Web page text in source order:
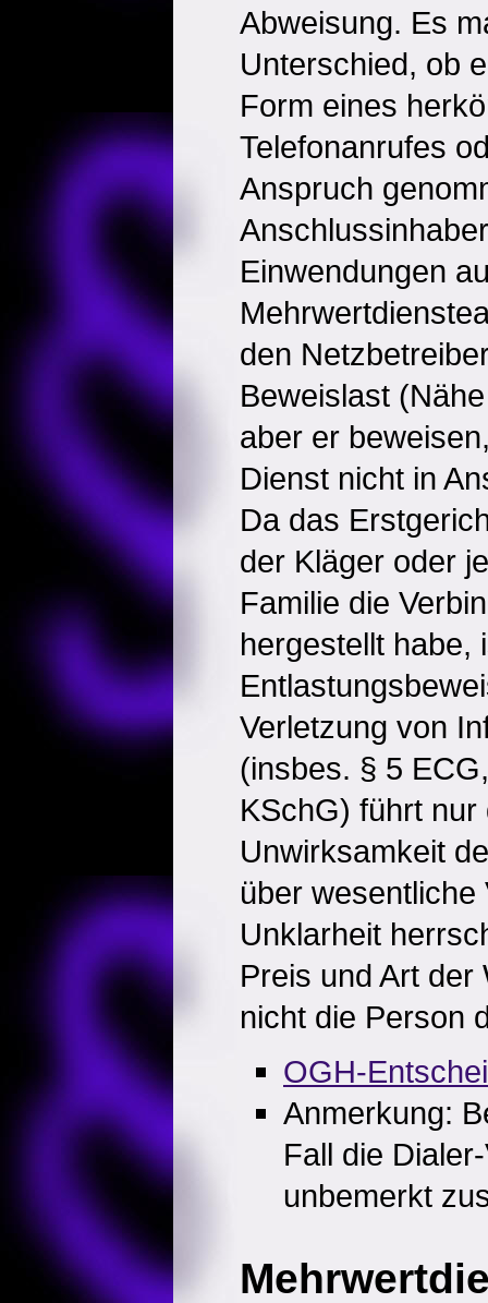
Abweisung. Es
Unterschied, ob
Form eines
Telefonanrufes
Anspruch
Einwendungen
den
Beweislast
aber er
Dienst nicht in
Da das
der Kläger oder
Familie die
hergestellt habe,
Verletzung von
(insbes. § 5
KSchG) führt nur
Unwirksamkeit
über
Unklarheit
Preis und Art der
nicht die Person
OGH-
Anmerkung:
Fall die
unbemerkt